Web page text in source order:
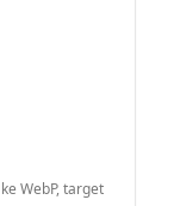
WebP, target